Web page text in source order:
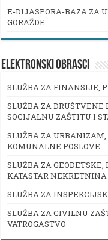
E-DIJASPORA-BAZA ZA
GORAŽDE
ELEKTRONSKI OBRASCI
SLUŽBA ZA FINANSIJE,
SLUŽBA ZA DRUŠTVENE
SOCIJALNU ZAŠTITU I
SLUŽBA ZA URBANIZAM,
KOMUNALNE POSLOVE
SLUŽBA ZA
KATASTAR NEKRETNINA
SLUŽBA ZA
SLUŽBA ZA CIVILNU
VATROGASTVO